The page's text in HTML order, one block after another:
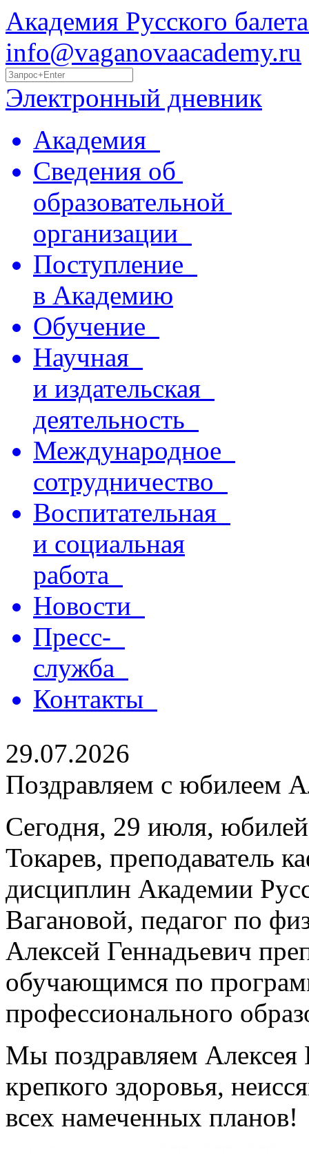
Академия Русского
info@vaganovaacademy.ru
Электронный дневник
Академия
Сведения об
образовательной
организации
Поступление
в Академию
Обучение
Научная
и издательская
деятельность
Международное
сотрудничество
Воспитательная
и социальная
работа
Новости
Пресс-
служба
Контакты
29.07.2026
Поздравляем с юбилеем
Сегодня, 29 июля,
Токарев, преподаватель
дисциплин Академии
Вагановой, педагог по
Алексей Геннадьевич
обучающимся по
профессионального
Мы поздравляем Алексея
крепкого здоровья,
всех намеченных планов!